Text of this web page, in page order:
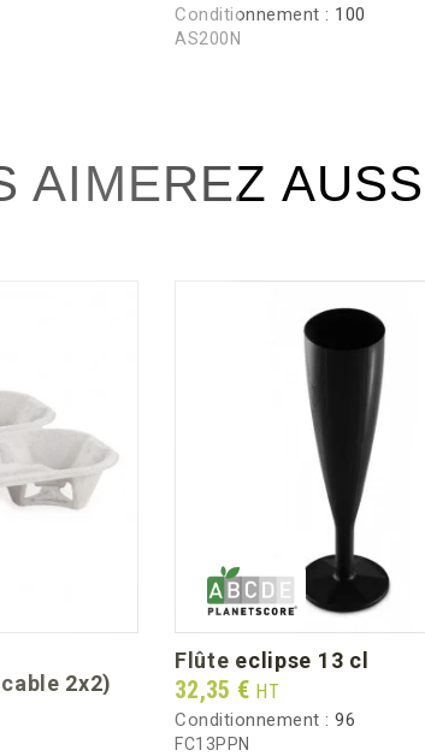
Conditionnement : 100
AS200N
AIMEREZ
2x2)
flûte eclipse 13 cl
Prix
32,35 € HT
Conditionnement : 96
FC13PPN